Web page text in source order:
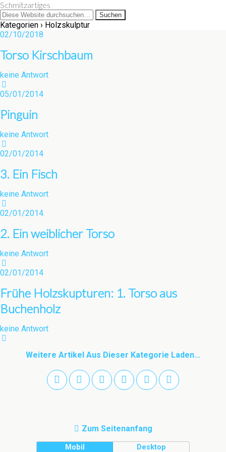
Schmitzartiges
Kategorien › Holzskulptur
02/10/2018
Torso Kirschbaum
keine Antwort
05/01/2014
Pinguin
keine Antwort
02/01/2014
3. Ein Fisch
keine Antwort
02/01/2014
2. Ein weiblicher Torso
keine Antwort
02/01/2014
Frühe Holzskupturen: 1. Torso aus
Buchenholz
keine Antwort
Weitere Artikel Aus Dieser Kategorie Laden…
Zum Seitenanfang
Mobil Desktop